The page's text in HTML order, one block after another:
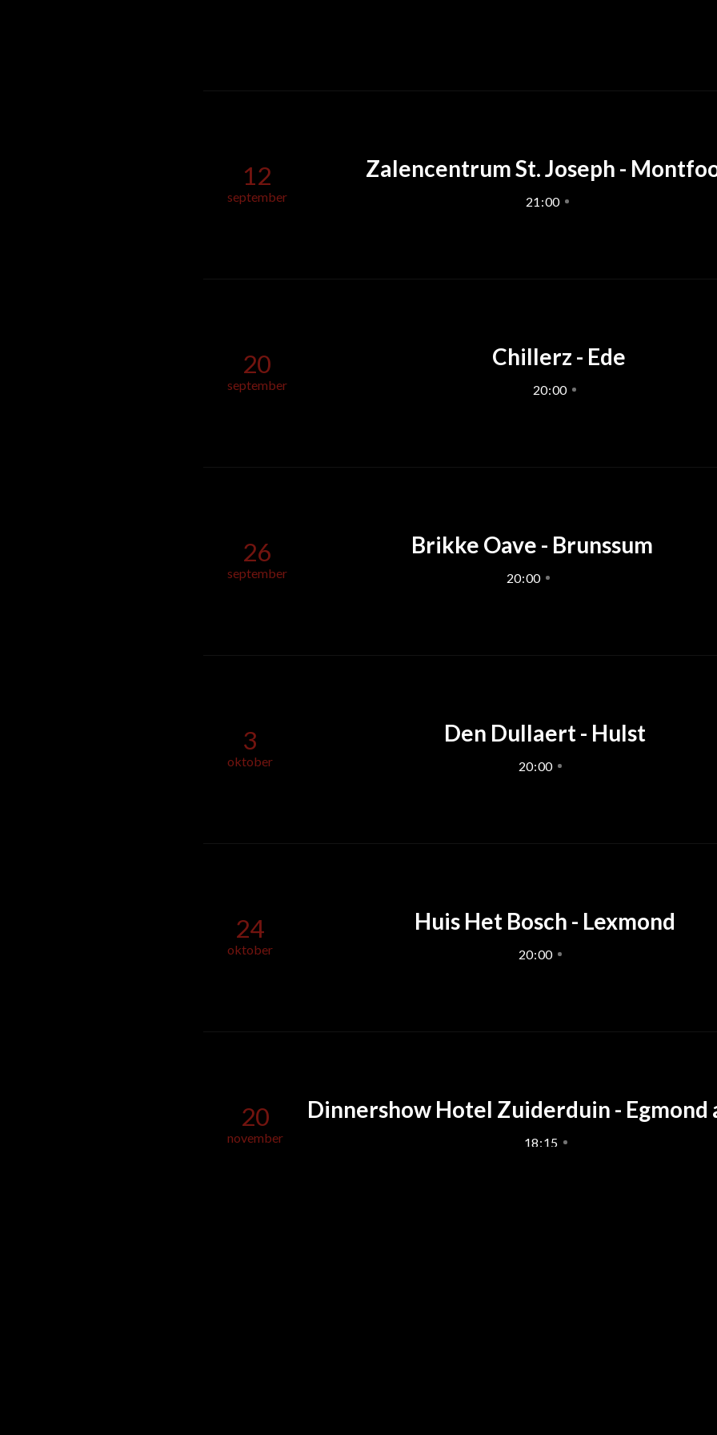
12
september
Zalencentrum St. Joseph -
21 :00
20
september
Chillerz - Ede
20:00
26
september
Brikke Oave - Brunssum
20:00
3
oktober
Den Dullaert - Hulst
20:00
24
oktober
Huis Het Bosch - Lexmond
20:00
20
november
Dinnershow Hotel Zuiderduin - Egmond
18:15